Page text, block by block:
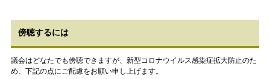
傍聴するには
議会はどなたでも傍聴できますが、新型コロナウイルス感染症拡大防止のた
め、下記の点にご配慮をお願い申し上げます。